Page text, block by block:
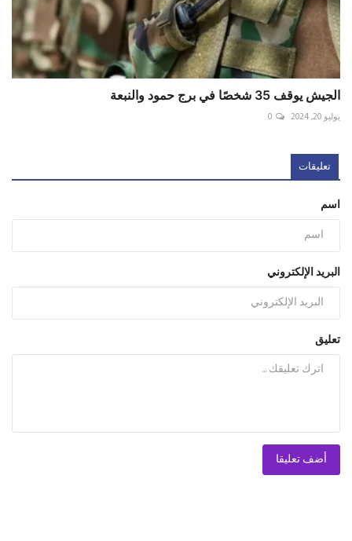
الجيش يوقف 35 شخصًا في برج حمود والنبعة
يوليو 20, 2024 0
تعليقات
اسم
البريد الإلكتروني
تعليق
أضف تعليقا